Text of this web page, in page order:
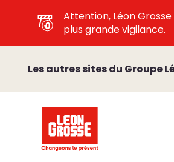
Attention, Léon
plus grande vigilance.
Les autres sites du Groupe